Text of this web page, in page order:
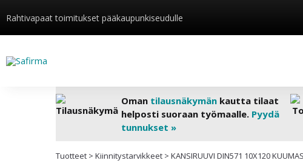
Rahtivapaat toimitukset pääkaupunkiseudulle
Oman tilausnäkymänkautta tilaat
helposti suoraan työmaalle. Pyydä
tunnukset »
Tuotteet > Kiinnitys­tarvikkeet > KANSIRUUVI DIN571 10X120